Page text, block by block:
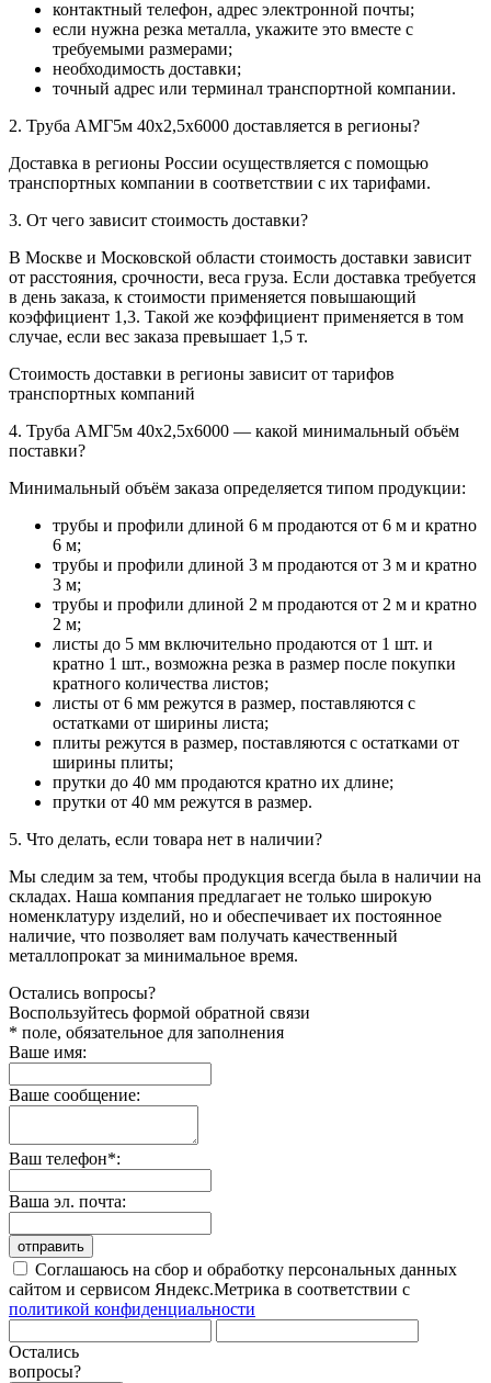
контактный телефон, адрес электронной почты;
если нужна резка металла, укажите это вместе с
требуемыми размерами;
необходимость доставки;
точный адрес или терминал транспортной компании.
2. Труба АМГ5м 40х2,5х6000 доставляется в регионы?
Доставка в регионы России осуществляется с помощью
транспортных компании в соответствии с их тарифами.
3. От чего зависит стоимость доставки?
В Москве и Московской области стоимость доставки зависит
от расстояния, срочности, веса груза. Если доставка требуется
в день заказа, к стоимости применяется повышающий
коэффициент 1,3. Такой же коэффициент применяется в том
случае, если вес заказа превышает 1,5 т.
Стоимость доставки в регионы зависит от тарифов
транспортных компаний
4. Труба АМГ5м 40х2,5х6000 — какой минимальный объём
поставки?
Минимальный объём заказа определяется типом продукции:
трубы и профили длиной 6 м продаются от 6 м и кратно
6 м;
трубы и профили длиной 3 м продаются от 3 м и кратно
3 м;
трубы и профили длиной 2 м продаются от 2 м и кратно
2 м;
листы до 5 мм включительно продаются от 1 шт. и
кратно 1 шт., возможна резка в размер после покупки
кратного количества листов;
листы от 6 мм режутся в размер, поставляются с
остатками от ширины листа;
плиты режутся в размер, поставляются с остатками от
ширины плиты;
прутки до 40 мм продаются кратно их длине;
прутки от 40 мм режутся в размер.
5. Что делать, если товара нет в наличии?
Мы следим за тем, чтобы продукция всегда была в наличии на
складах. Наша компания предлагает не только широкую
номенклатуру изделий, но и обеспечивает их постоянное
наличие, что позволяет вам получать качественный
металлопрокат за минимальное время.
Остались вопросы?
Воспользуйтесь формой обратной связи
* поле, обязательное для заполнения
Ваше имя:
Ваше сообщение:
Ваш телефон*:
Ваша эл. почта:
отправить
Соглашаюсь на сбор и обработку персональных данных
сайтом и сервисом Яндекс.Метрика в соответствии с
политикой конфиденциальности
Остались
вопросы?